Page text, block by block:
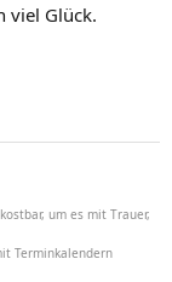
viel Glück.
um es mit Trauer,
Terminkalendern